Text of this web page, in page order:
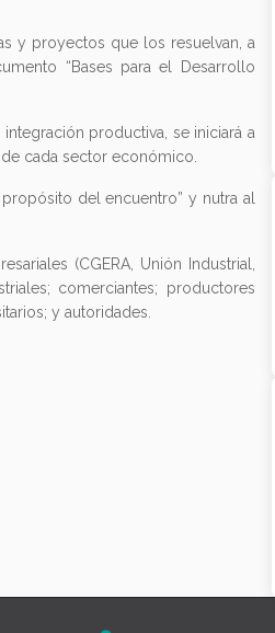
y proyectos que los resuelvan, a
“Bases para el Desarrollo
productiva, se iniciará a
cada sector económico.
del encuentro” y nutra al
(CGERA, Unión Industrial,
comerciantes; productores
y autoridades.